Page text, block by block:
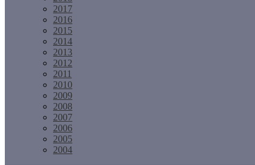
2017
2016
2015
2014
2013
2012
2011
2010
2009
2008
2007
2006
2005
2004